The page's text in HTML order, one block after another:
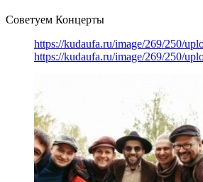
Советуем Концерты
https://kudaufa.ru/image/269/250/
https://kudaufa.ru/image/269/250/